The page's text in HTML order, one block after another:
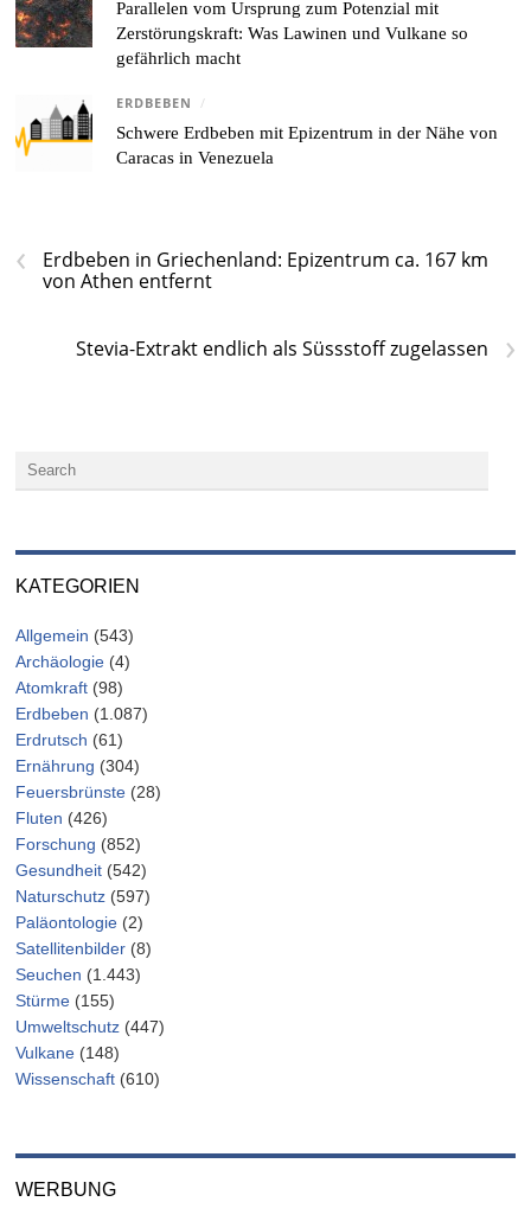
Parallelen vom Ursprung zum Potenzial mit
Zerstörungskraft: Was Lawinen und Vulkane so
gefährlich macht
ERDBEBEN /
Schwere Erdbeben mit Epizentrum in der Nähe von
Caracas in Venezuela
‹
Erdbeben in Griechenland: Epizentrum ca. 167 km
von Athen entfernt
›
Stevia-Extrakt endlich als Süssstoff zugelassen
KATEGORIEN
Allgemein (543)
Archäologie (4)
Atomkraft (98)
Erdbeben (1.087)
Erdrutsch (61)
Ernährung (304)
Feuersbrünste (28)
Fluten (426)
Forschung (852)
Gesundheit (542)
Naturschutz (597)
Paläontologie (2)
Satellitenbilder (8)
Seuchen (1.443)
Stürme (155)
Umweltschutz (447)
Vulkane (148)
Wissenschaft (610)
WERBUNG